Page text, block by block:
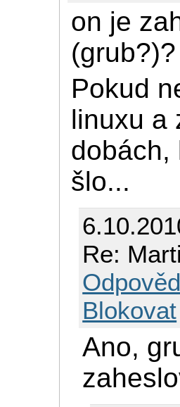
on je
(grub?)?
Pokud
linuxu a
dobách,
šlo...
Re:
Blokovat
Ano,